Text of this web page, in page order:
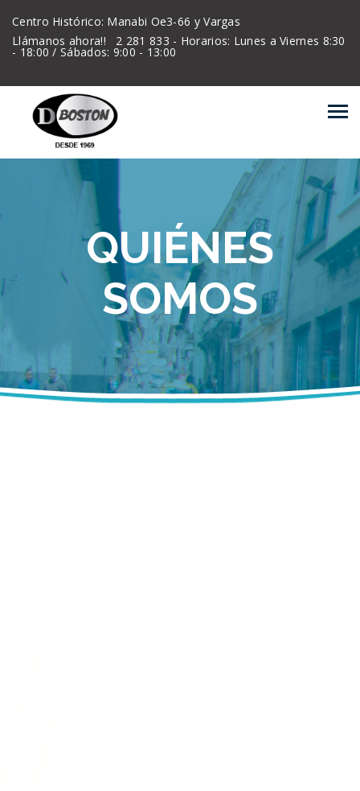
Centro Histórico: Manabi Oe3-66 y Vargas
Llámanos ahora!!
2 281 833 - Horarios: Lunes a Viernes 8:30
- 18:00 / Sábados: 9:00 - 13:00
QUIÉNES
SOMOS